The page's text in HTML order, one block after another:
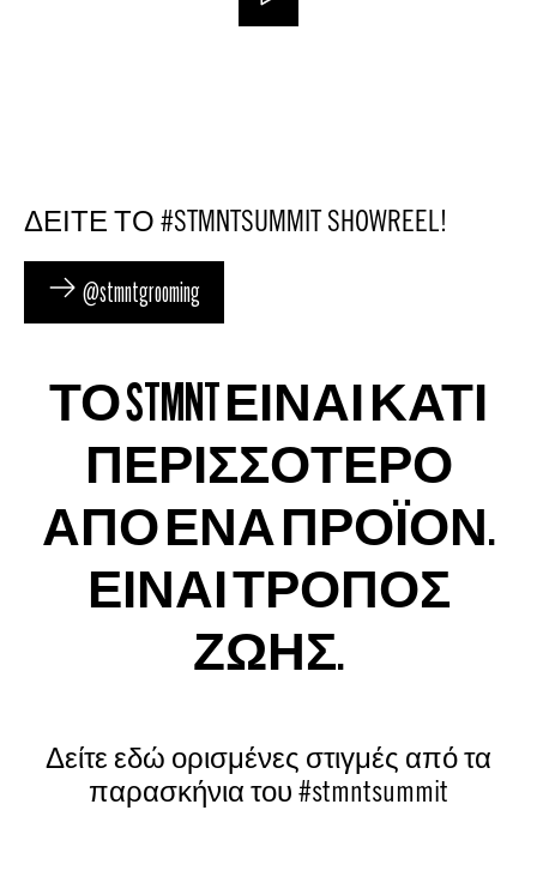
ΔΕΙΤΕ ΤΟ #STMNTSUMMIT SHOWREEL!
@stmntgrooming
ΤΟ STMNT ΕΙΝΑΙ ΚΑΤΙ
ΠΕΡΙΣΣΟΤΕΡΟ
ΑΠΟ ΕΝΑ ΠΡΟΪΟΝ.
ΕΙΝΑΙ ΤΡΟΠΟΣ
ΖΩΗΣ.
Δείτε εδώ ορισμένες στιγμές από τα
παρασκήνια του #stmntsummit